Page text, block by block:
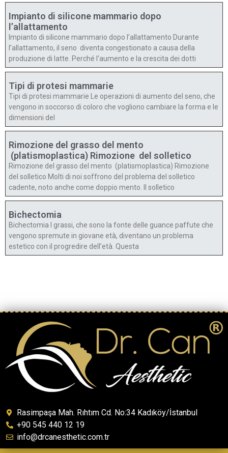
Impianto di silicone mammario dopo
l’allattamento
Impianto di silicone mammario dopo l’allattamento Durante
l’allattamento, il seno diventa congestionato a causa della
produzione di latte. Perché l’aumento e la crescita dei dotti
Tipi di protesi mammarie
Tipi di protesi mammarie Le operazioni di aumento del seno, che
vengono in soccorso di coloro che vogliono cambiare la forma e le
dimensioni del
Rimozione del grasso del mento
(platismoplastica) Rimozione del solletico
Rimozione del grasso del mento (platismoplastica) Rimozione
del solletico Molti di noi soffrono del problema del solletico
cadente, noto anche come doppio mento. Il solletico
Bichectomia
Bichectomia I grassi, che sono la fonte delle guance paffute che
vengono spremute in giovane età, diventano un problema
estetico con il progredire dell’età. Questa
Rasimpaşa Mah. Rıhtım Cd. No:34 Kadıköy/İstanbul
+90 545 440 12 19
info@drcanesthetic.com.tr